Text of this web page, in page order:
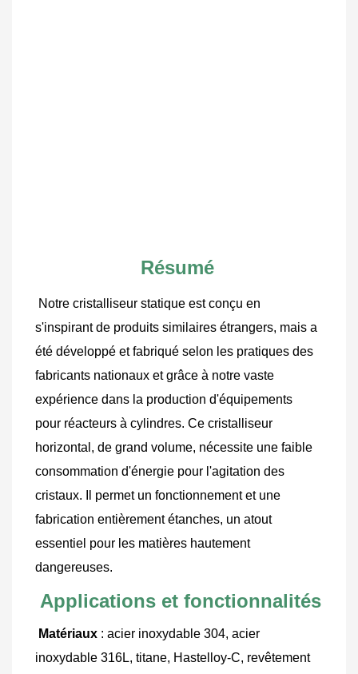
Résumé
Notre cristalliseur statique est conçu en
s'inspirant de produits similaires étrangers, mais a
été développé et fabriqué selon les pratiques des
fabricants nationaux et grâce à notre vaste
expérience dans la production d'équipements
pour réacteurs à cylindres. Ce cristalliseur
horizontal, de grand volume, nécessite une faible
consommation d'énergie pour l'agitation des
cristaux. Il permet un fonctionnement et une
fabrication entièrement étanches, un atout
essentiel pour les matières hautement
dangereuses.
Applications et fonctionnalités
Matériaux : acier inoxydable 304, acier
inoxydable 316L, titane, Hastelloy-C, revêtement